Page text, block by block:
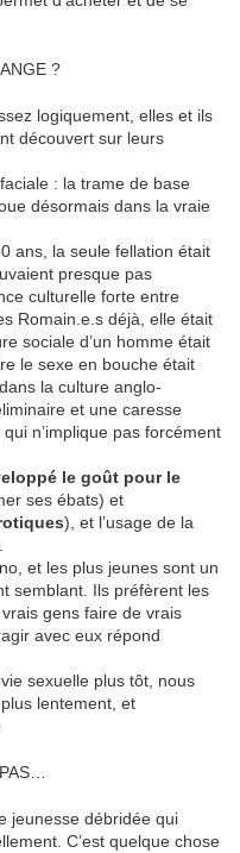
?
logiquement, elles et ils
découvert sur leurs
: la trame de base
désormais dans la vraie
ans, la seule fellation était
presque pas
culturelle forte entre
Romain.e.s déjà, elle était
sociale d’un homme était
le sexe en bouche était
la culture anglo-
et une caresse
n’implique pas forcément
le goût pour le
ses ébats) et
), et l’usage de la
et les plus jeunes sont un
semblant. Ils préfèrent les
gens faire de vrais
avec eux répond
sexuelle plus tôt, nous
lentement, et
jeunesse débridée qui
C’est quelque chose